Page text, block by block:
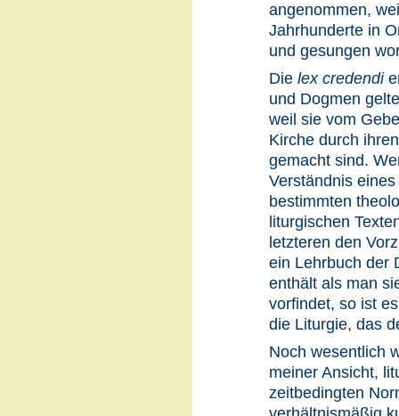
angenommen,
Jahrhunderte in
und gesungen
Die lex credendi
und Dogmen
weil sie vom
Kirche durch
gemacht sind.
Verständnis
bestimmten
liturgischen
letzteren den
ein Lehrbuch der
enthält als man
vorfindet, so ist
die Liturgie, das
Noch wesentlich
meiner Ansicht,
zeitbedingten